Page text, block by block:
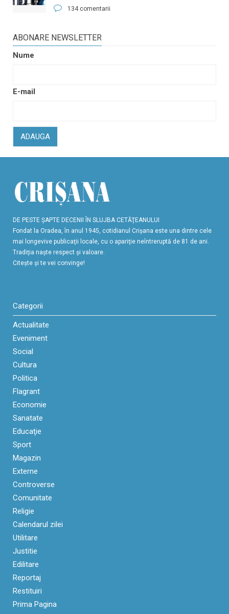
134 comentarii
ABONARE NEWSLETTER
Nume
E-mail
ADAUGA
DE PESTE ŞAPTE DECENII ÎN SLUJBA CETĂŢEANULUI
Fondat la Oradea, în anul 1945, cotidianul Crişana este una dintre cele
mai longevive publicaţii locale, cu o apariţie neîntreruptă de 81 de ani.
Tradiţia naşte respect şi valoare.
Citeşte şi te vei convinge!
Categorii
Actualitate
Eveniment
Social
Cultura
Politica
Flagrant
Economie
Sanatate
Educaţie
Sport
Magazin
Externe
Controverse
Comunitate
Religie
Calendarul zilei
Utilitare
Justitie
Edilitare
Reportaj
Restituiri
Prima Pagina